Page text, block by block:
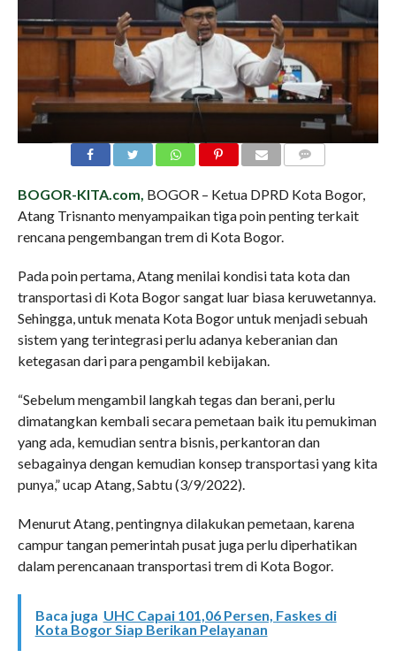
BOGOR-KITA.com, BOGOR – Ketua DPRD Kota Bogor,
Atang Trisnanto menyampaikan tiga poin penting terkait
rencana pengembangan trem di Kota Bogor.
Pada poin pertama, Atang menilai kondisi tata kota dan
transportasi di Kota Bogor sangat luar biasa keruwetannya.
Sehingga, untuk menata Kota Bogor untuk menjadi sebuah
sistem yang terintegrasi perlu adanya keberanian dan
ketegasan dari para pengambil kebijakan.
“Sebelum mengambil langkah tegas dan berani, perlu
dimatangkan kembali secara pemetaan baik itu pemukiman
yang ada, kemudian sentra bisnis, perkantoran dan
sebagainya dengan kemudian konsep transportasi yang kita
punya,” ucap Atang, Sabtu (3/9/2022).
Menurut Atang, pentingnya dilakukan pemetaan, karena
campur tangan pemerintah pusat juga perlu diperhatikan
dalam perencanaan transportasi trem di Kota Bogor.
Baca juga UHC Capai 101,06 Persen, Faskes di
Kota Bogor Siap Berikan Pelayanan